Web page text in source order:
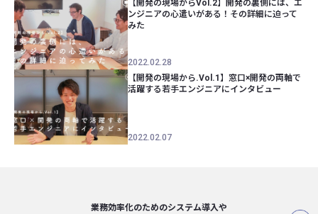
【開発の現場からVol.2】開発の裏側には、エ
ンジニアの心遣いがある！その詳細に迫って
みた
2022.02.28
【開発の現場から.Vol.1】窓口×開発の両軸で
活躍する若手エンジニアにインタビュー
2022.02.07
業務効率化のためのシステム導入や